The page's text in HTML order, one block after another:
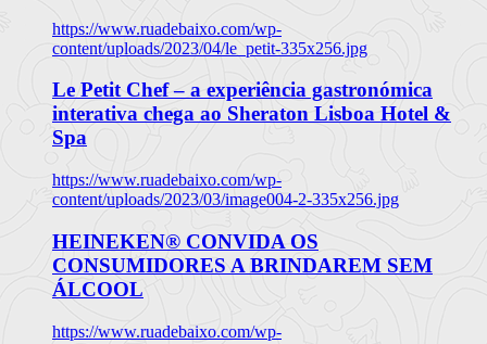
https://www.ruadebaixo.com/wp-
content/uploads/2023/04/le_petit-335x256.jpg
Le Petit Chef – a experiência gastronómica
interativa chega ao Sheraton Lisboa Hotel &
Spa
https://www.ruadebaixo.com/wp-
content/uploads/2023/03/image004-2-335x256.jpg
HEINEKEN® CONVIDA OS
CONSUMIDORES A BRINDAREM SEM
ÁLCOOL
https://www.ruadebaixo.com/wp-